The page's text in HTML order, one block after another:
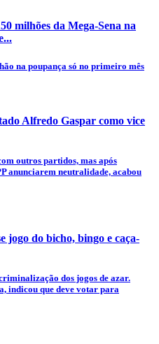
milhões da Mega-Sena na
na poupança só no primeiro mês
Alfredo Gaspar como vice
outros partidos, mas após
anunciarem neutralidade, acabou
jogo do bicho, bingo e caça-
dos jogos de azar.
indicou que deve votar para